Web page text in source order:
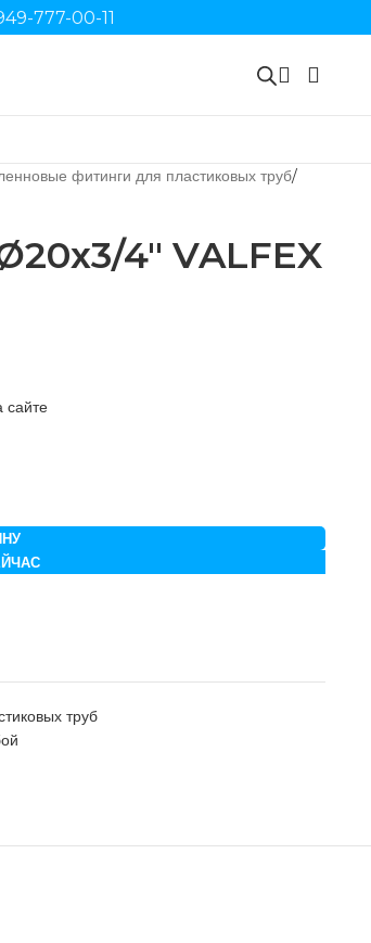
777-00-11
фитинги для пластиковых труб
4″ VALFEX
сайте
труб